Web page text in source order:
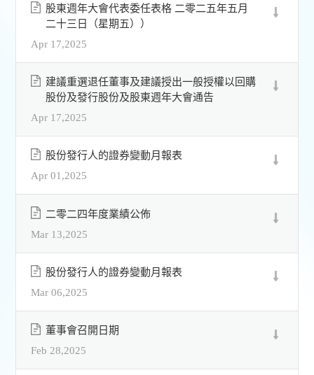
Apr 17,2025
股東週年大會代表委任表格 二零二五年五月
二十三日（星期五））
Apr 17,2025
建議重選退任董事及建議授出一般授權以回購
股份及發行股份及股東週年大會通告
Apr 01,2025
股份發行人的證券變動月報表
Mar 13,2025
二零二四年度業績公佈
Mar 06,2025
股份發行人的證券變動月報表
Feb 28,2025
董事會召開日期